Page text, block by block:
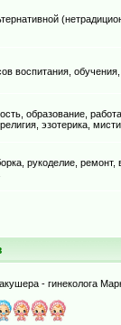
воспитания,
образование,
эзотерика,
рукоделие,
- гинеколога